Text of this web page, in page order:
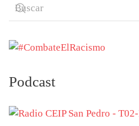
Podcast